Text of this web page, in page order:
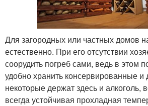
Для загородных или частных домов
естественно. При его отсутствии
соорудить погреб сами, ведь в этом
удобно хранить консервированные и
некоторые держат здесь и алкоголь,
всегда устойчивая прохладная